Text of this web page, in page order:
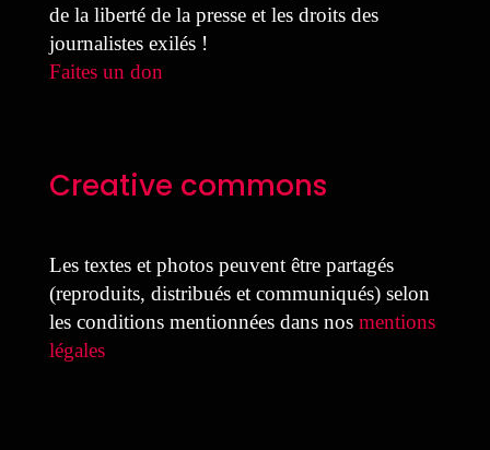
de la liberté de la presse et les droits des
journalistes exilés !
Faites un don
Creative commons
Les textes et photos peuvent être partagés
(reproduits, distribués et communiqués) selon
les conditions mentionnées dans nos mentions
légales